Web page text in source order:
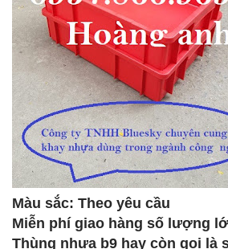
Màu sắc: Theo yêu cầu
Miễn phí giao hàng số lượng
Thùng nhựa b9 hay còn gọi là